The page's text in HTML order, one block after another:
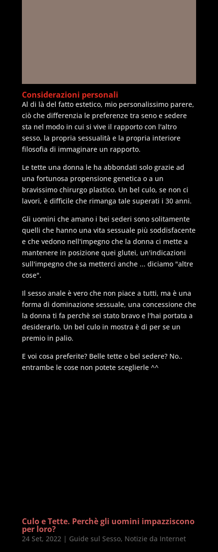
Considerazioni personali
Al di là del fatto estetico, mio personalissimo parere,
ciò che differenzia le preferenze tra seno e sedere
sta nel modo in cui si vive il rapporto con l'altro
sesso, la propria sessualità e la propria interiore
filosofia di immaginare un rapporto.
Le tette una donna le ha abbondati solo grazie ad
una fortunosa propensione genetica o a un
bravissimo chirurgo plastico. Un bel culo, se non ci
lavori, è difficile che rimanga tale superati i 30 anni.
Gli uomini che amano i bei sederi sono solitamente
quelli che hanno una vita sessuale più soddisfacente
e che vedono nell'impegno che la donna ci mette a
mantenere in posizione quei glutei, un'indicazioni
sull'impegno che sa metterci anche ... diciamo "altre
cose".
Il sesso anale è vero che non piace a tutti, ma è una
forma di dominazione sessuale, una concessione che
la donna ti fa perchè sei stato bravo e l'hai portata a
desiderarlo. Un bel culo in mostra è di per se un
premio in palio.
E voi cosa preferite? Belle tette o bel sedere? No..
entrambe le cose non potete sceglierle ^^
Culo e Tette. Perchè gli uomini impazziscono
per loro?
24 Set, 2022 | Guide sul Sesso, Notizie da Internet